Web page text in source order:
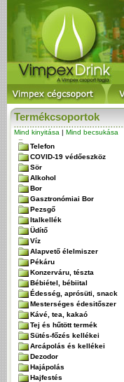
Termékcsoportok
Mind kinyitása | Mind becsukása
Telefon
COVID-19 védőeszköz
Sör
Alkohol
Bor
Gasztronómiai Bor
Pezsgő
Italkellék
Üdítő
Víz
Alapvető élelmiszer
Pékáru
Konzerváru, tészta
Bébiétel, bébiital
Édesség, aprósüti, snack
Mesterséges édesitőszer
Kávé, tea, kakaó
Tej és hűtött termék
Sütés-főzés kellékei
Arcápolás és kellékei
Dezodor
Hajápolás
Hajfestés